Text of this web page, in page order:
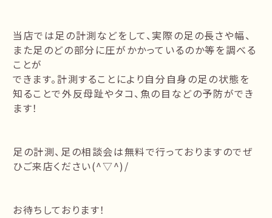
当店では足の計測などをして、実際の足の長さや幅、
また足のどの部分に圧がかかっているのか等を調べる
ことが
できます。計測することにより自分自身の足の状態を
知ることで外反母趾やタコ、魚の目などの予防ができ
ます！
足の計測、足の相談会は無料で行っておりますのでぜ
ひご来店ください(^▽^)/
お待ちしております！